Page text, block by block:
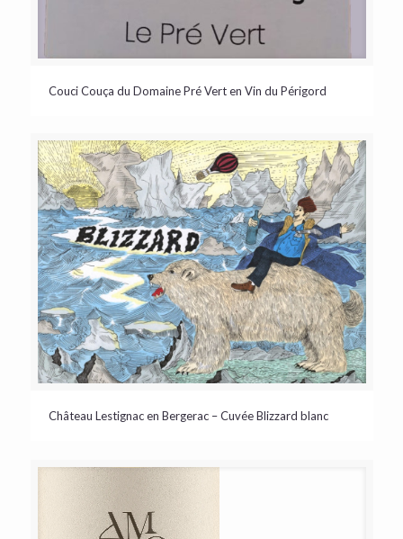
Couci Couça du Domaine Pré Vert en Vin du Périgord
Château Lestignac en Bergerac – Cuvée Blizzard blanc